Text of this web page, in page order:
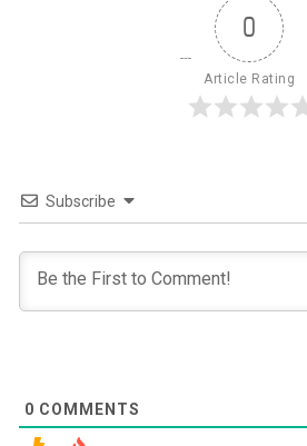
0
Article Rating
Subscribe
0 COMMENTS